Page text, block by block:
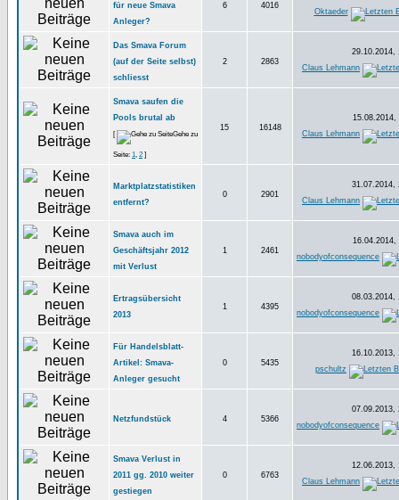
für neue Smava
Anleger?
6 4016
Oktaeder
Das Smava Forum
(auf der Seite selbst)
schliesst
2 2863
29.10.2014,
Claus Lehmann
Smava saufen die
Pools brutal ab
[ Gehe zu
Seite: 1, 2 ]
15 16148
15.08.2014,
Claus Lehmann
Marktplatzstatistiken
entfernt?
0 2901
31.07.2014,
Claus Lehmann
Smava auch im
Geschäftsjahr 2012
mit Verlust
1 2461
16.04.2014,
nobodyofconsequence
Ertragsübersicht
2013
1 4395
08.03.2014,
nobodyofconsequence
Für Handelsblatt-
Artikel: Smava-
Anleger gesucht
0 5435
16.10.2013,
pschultz
Netzfundstück 4 5366
07.09.2013,
nobodyofconsequence
Smava Verlust in
2011 gg. 2010 weiter
gestiegen
0 6763
12.06.2013,
Claus Lehmann